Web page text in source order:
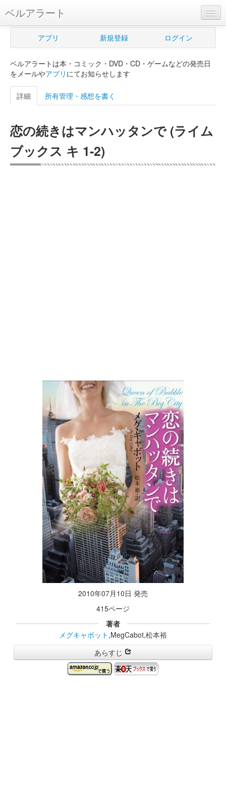
ベルアラート
ベルアラートとは
新規登録
ログイン
購入管理
Myシェルフ
アプリ 新規登録 ログイン
ベルアラートは本・コミック・DVD・CD・ゲームなどの発売日
をメールやアプリ にてお知らせします
詳細 所有管理・感想を書く
恋の続きはマンハッタンで (ライム
ブックス キ 1-2)
2010年07月10日 発売
415ページ
著者
メグキャボット ,MegCabot,松本裕
あらすじ